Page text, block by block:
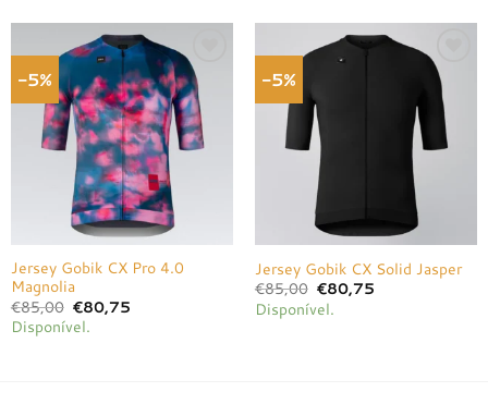
-5%
Adicionar
à lista de
desejos
Jersey Gobik CX Pro 4.0
Magnolia
€85,00 O
preço
original
€80,75O
Disponível.
-5%
Adicionar
à lista de
desejos
Jersey Gobik CX Solid Jasper
€85,00 O
preço
original
€80,75O
Disponível.